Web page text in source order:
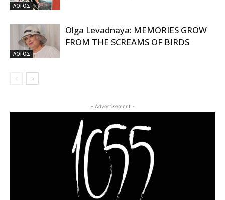
ΛΟΓΟΣ
ΛΟΓΟΣ
Olga Levadnaya: MEMORIES GROW
FROM THE SCREAMS OF BIRDS
- Advertisement -